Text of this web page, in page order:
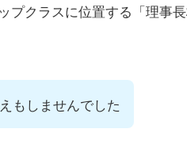
クラスに位置する「理事
もしませんでした